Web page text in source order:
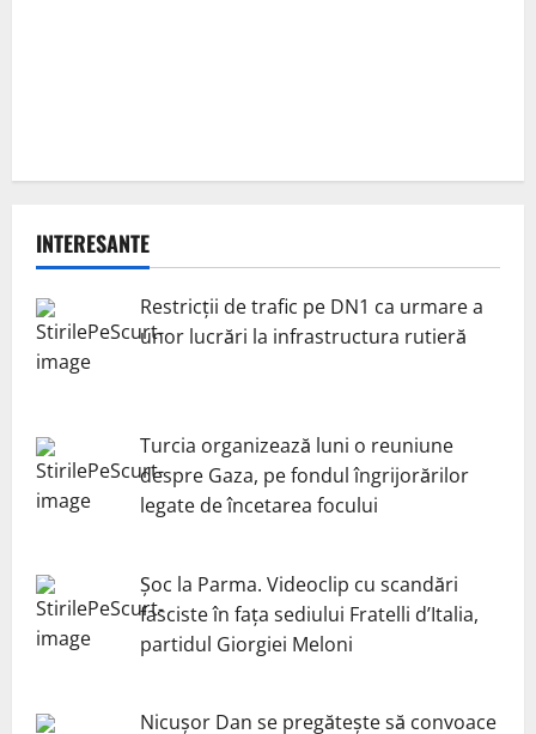
INTERESANTE
Restricții de trafic pe DN1 ca urmare a
unor lucrări la infrastructura rutieră
Turcia organizează luni o reuniune
despre Gaza, pe fondul îngrijorărilor
legate de încetarea focului
Șoc la Parma. Videoclip cu scandări
fasciste în fața sediului Fratelli d’Italia,
partidul Giorgiei Meloni
Nicuşor Dan se pregăteşte să convoace